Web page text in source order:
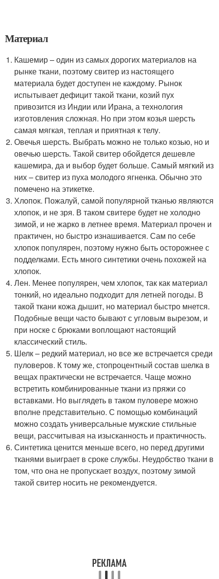
Материал
Кашемир – один из самых дорогих материалов на
рынке ткани, поэтому свитер из настоящего
материала будет доступен не каждому. Рынок
испытывает дефицит такой ткани, козий пух
привозится из Индии или Ирана, а технология
изготовления сложная. Но при этом козья шерсть
самая мягкая, теплая и приятная к телу.
Овечья шерсть. Выбрать можно не только козью, но и
овечью шерсть. Такой свитер обойдется дешевле
кашемира, да и выбор будет больше. Самый мягкий из
них – свитер из пуха молодого ягненка. Обычно это
помечено на этикетке.
Хлопок. Пожалуй, самой популярной тканью являются
хлопок, и не зря. В таком свитере будет не холодно
зимой, и не жарко в летнее время. Материал прочен и
практичен, но быстро изнашивается. Сам по себе
хлопок популярен, поэтому нужно быть осторожнее с
подделками. Есть много синтетики очень похожей на
хлопок.
Лен. Менее популярен, чем хлопок, так как материал
тонкий, но идеально подходит для летней погоды. В
такой ткани кожа дышит, но материал быстро мнется.
Подобные вещи часто бывают с угловым вырезом, и
при носке с брюками воплощают настоящий
классический стиль.
Шелк – редкий материал, но все же встречается среди
пуловеров. К тому же, стопроцентный состав шелка в
вещах практически не встречается. Чаще можно
встретить комбинированные ткани из пряжи со
вставками. Но выглядеть в таком пуловере можно
вполне представительно. С помощью комбинаций
можно создать универсальные мужские стильные
вещи, рассчитывая на изысканность и практичность.
Синтетика ценится меньше всего, но перед другими
тканями выиграет в сроке службы. Неудобство ткани в
том, что она не пропускает воздух, поэтому зимой
такой свитер носить не рекомендуется.